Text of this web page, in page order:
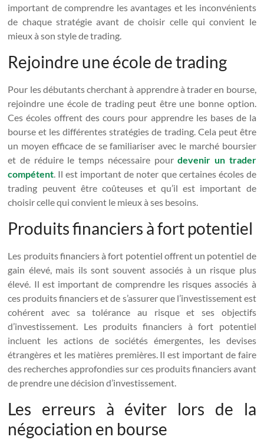
important de comprendre les avantages et les inconvénients
de chaque stratégie avant de choisir celle qui convient le
mieux à son style de trading.
Rejoindre une école de trading
Pour les débutants cherchant à apprendre à trader en bourse,
rejoindre une école de trading peut être une bonne option.
Ces écoles offrent des cours pour apprendre les bases de la
bourse et les différentes stratégies de trading. Cela peut être
un moyen efficace de se familiariser avec le marché boursier
et de réduire le temps nécessaire pourdevenir un trader
compétent. Il est important de noter que certaines écoles de
trading peuvent être coûteuses et qu’il est important de
choisir celle qui convient le mieux à ses besoins.
Produits financiers à fort potentiel
Les produits financiers à fort potentiel offrent un potentiel de
gain élevé, mais ils sont souvent associés à un risque plus
élevé. Il est important de comprendre les risques associés à
ces produits financiers et de s’assurer que l’investissement est
cohérent avec sa tolérance au risque et ses objectifs
d’investissement. Les produits financiers à fort potentiel
incluent les actions de sociétés émergentes, les devises
étrangères et les matières premières. Il est important de faire
des recherches approfondies sur ces produits financiers avant
de prendre une décision d’investissement.
Les erreurs à éviter lors de la
négociation en bourse